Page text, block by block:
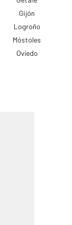
Gijón
Logroño
Móstoles
Oviedo